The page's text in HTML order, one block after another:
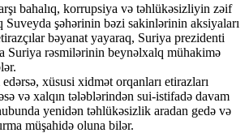
bahalıq, korrupsiya və təhlükəsizliyin zəif
Suveyda şəhərinin bəzi sakinlərinin aksiyaları
bəyanat yayaraq, Suriya prezidenti
Suriya rəsmilərinin beynəlxalq mühakimə
xüsusi xidmət orqanları etirazları
və xalqın tələblərindən sui-istifadə davam
yenidən təhlükəsizlik aradan gedə və
müşahidə oluna bilər.